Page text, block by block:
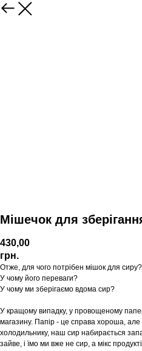
Мішечок для
430,00
грн.
Отже, для чого потрібен мішок для сиру?
У чому його переваги?
У чому ми зберігаємо вдома сир?
У кращому випадку, у провощеному
магазину. Папір - це справа хороша, але
холодильнику, наш сир набирається
зайве, і їмо ми вже не сир, а мікс